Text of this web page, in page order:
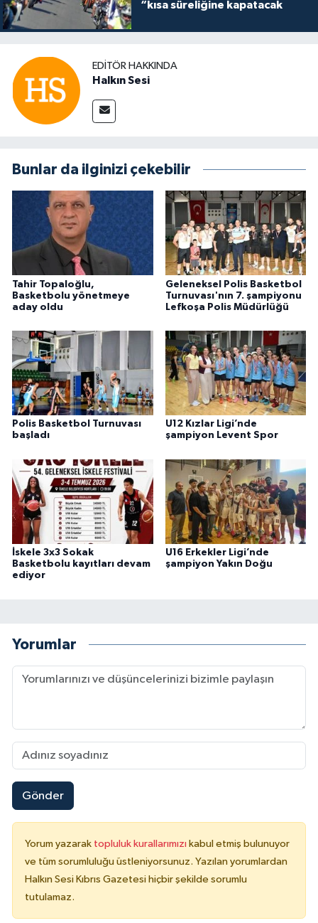
“kısa süreliğine kapatacak
EDITÖR HAKKINDA
Halkın Sesi
Bunlar da ilginizi çekebilir
Tahir Topaloğlu,
Basketbolu yönetmeye
aday oldu
Geleneksel Polis Basketbol
Turnuvası'nın 7. şampiyonu
Lefkoşa Polis Müdürlüğü
Polis Basketbol Turnuvası
başladı
U12 Kızlar Ligi’nde
şampiyon Levent Spor
İskele 3x3 Sokak
Basketbolu kayıtları devam
ediyor
U16 Erkekler Ligi’nde
şampiyon Yakın Doğu
Yorumlar
Gönder
Yorum yazarak topluluk kurallarımızı kabul etmiş bulunuyor
ve tüm sorumluluğu üstleniyorsunuz. Yazılan yorumlardan
Halkın Sesi Kıbrıs Gazetesi hiçbir şekilde sorumlu
tutulamaz.